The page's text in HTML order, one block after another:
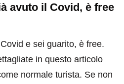
avuto il Covid, è free
e sei guarito, è free.
in questo articolo
normale turista. Se non